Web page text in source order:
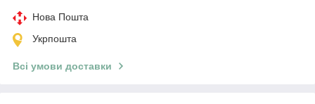
Нова Пошта
Укрпошта
Всі умови доставки